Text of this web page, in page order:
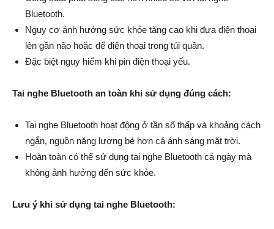
Bluetooth.
Nguy cơ ảnh hưởng sức khỏe tăng cao khi đưa điện thoại
lên gần não hoặc để điện thoại trong túi quần.
Đặc biệt nguy hiểm khi pin điện thoại yếu.
Tai nghe Bluetooth an toàn khi sử dụng đúng cách:
Tai nghe Bluetooth hoạt động ở tần số thấp và khoảng cách
ngắn, nguồn năng lượng bé hơn cả ánh sáng mặt trời.
Hoàn toàn có thể sử dụng tai nghe Bluetooth cả ngày mà
không ảnh hưởng đến sức khỏe.
Lưu ý khi sử dụng tai nghe Bluetooth: